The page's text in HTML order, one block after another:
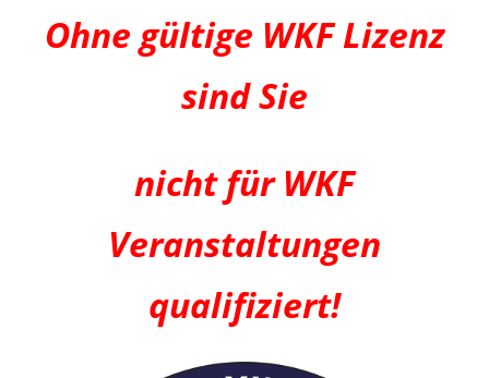
Ohne gültige WKF Lizenz
sind Sie
nicht für WKF
Veranstaltungen
qualifiziert!